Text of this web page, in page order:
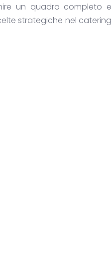
un quadro completo e
strategiche nel catering